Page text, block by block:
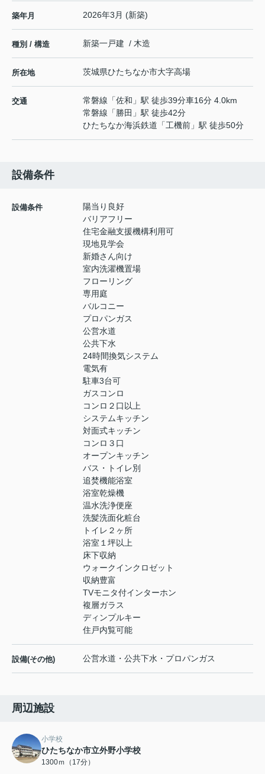
築年月 2026年3月 (新築)
種別 / 構造 新築一戸建 / 木造
所在地 茨城県ひたちなか市大字高場
交通 常磐線 「佐和 」駅 徒歩39分車16分 4.0km
常磐線 「勝田 」駅 徒歩42分
ひたちなか海浜鉄道 「工機前 」駅 徒歩50分
設備条件
設備条件
陽当り良好
バリアフリー
住宅金融支援機構利用可
現地見学会
新婚さん向け
室内洗濯機置場
フローリング
専用庭
バルコニー
プロパンガス
公営水道
公共下水
24時間換気システム
電気有
駐車3台可
ガスコンロ
コンロ２口以上
システムキッチン
対面式キッチン
コンロ３口
オープンキッチン
バス・トイレ別
追焚機能浴室
浴室乾燥機
温水洗浄便座
洗髪洗面化粧台
トイレ２ヶ所
浴室１坪以上
床下収納
ウォークインクロゼット
収納豊富
TVモニタ付インターホン
複層ガラス
ディンプルキー
住戸内覧可能
設備(その他) 公営水道・公共下水・プロパンガス
周辺施設
小学校
ひたちなか市立外野小学校
1300ｍ（17分）